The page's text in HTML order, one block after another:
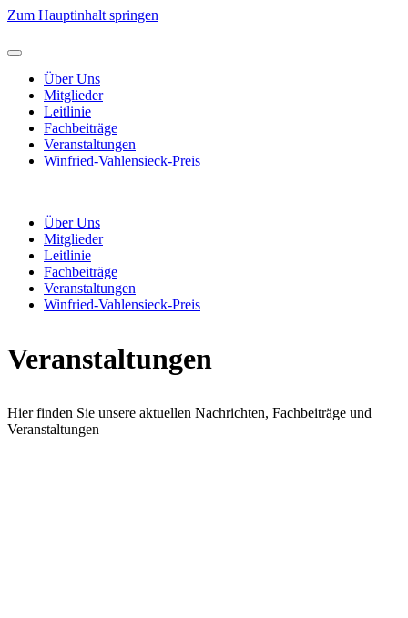
Zum Hauptinhalt springen
Über Uns
Mitglieder
Leitlinie
Fachbeiträge
Veranstaltungen
Winfried-Vahlensieck-Preis
Über Uns
Mitglieder
Leitlinie
Fachbeiträge
Veranstaltungen
Winfried-Vahlensieck-Preis
Veran­staltungen
Hier finden Sie unsere aktuellen Nachrichten, Fachbeiträge und
Veranstaltungen